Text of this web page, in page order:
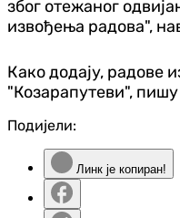
због отежаног
извођења радова",
Како додају, радове
"Козарапутеви", пишу
Подијели:
Линк је копиран!